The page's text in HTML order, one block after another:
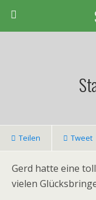
Teilen Tweet
Gerd hatte eine
vielen